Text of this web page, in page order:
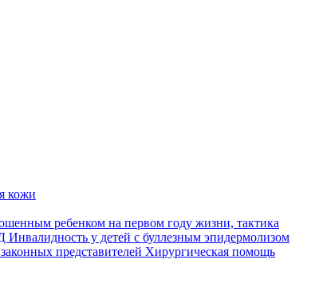
кожи
ребенком на первом году жизни, тактика
Инвалидность у детей с буллезным эпидермолизом
представителей Хирургическая помощь